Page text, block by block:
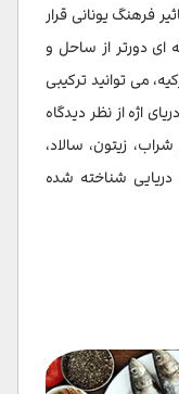
فرهنگ یونانی قرار
ای دورتر از ساحل و
می توانید ترکیبی
اژه از نظر دیدگاه
زیتون، سالاد،
شناخته شده